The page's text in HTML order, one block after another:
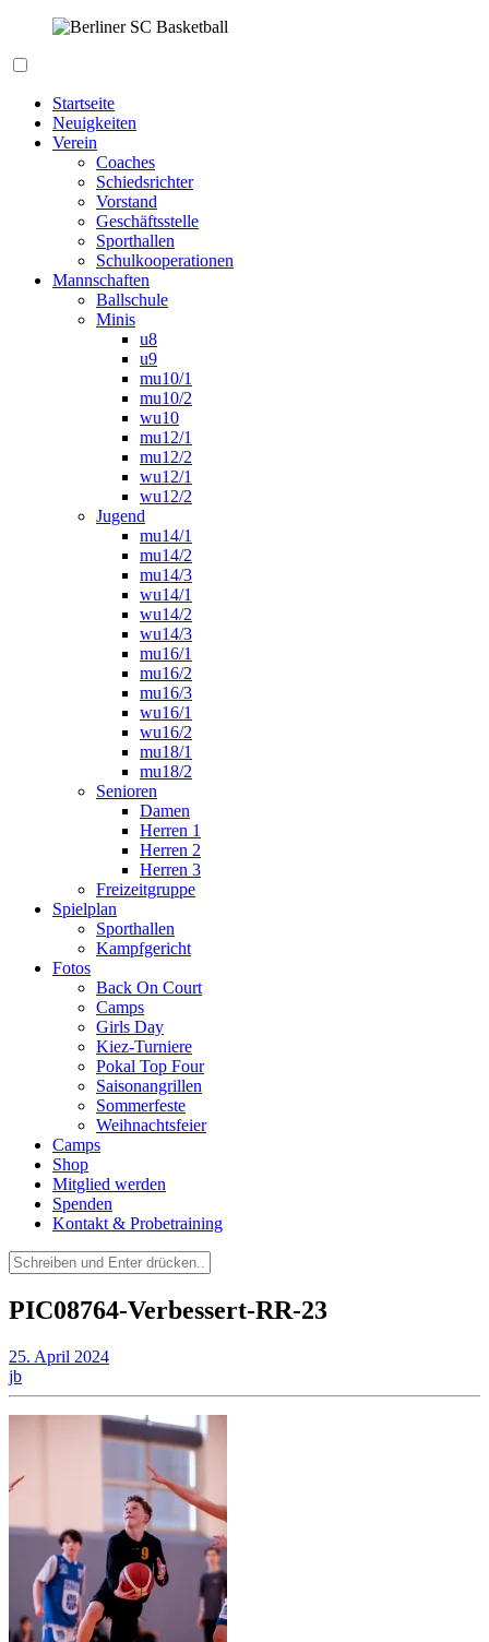
springen
Startseite
Neuigkeiten
Verein
Coaches
Schiedsrichter
Vorstand
Geschäftsstelle
Sporthallen
Schulkooperationen
Mannschaften
Ballschule
Minis
u8
u9
mu10/1
mu10/2
wu10
mu12/1
mu12/2
wu12/1
wu12/2
Jugend
mu14/1
mu14/2
mu14/3
wu14/1
wu14/2
wu14/3
mu16/1
mu16/2
mu16/3
wu16/1
wu16/2
mu18/1
mu18/2
Senioren
Damen
Herren 1
Herren 2
Herren 3
Freizeitgruppe
Spielplan
Sporthallen
Kampfgericht
Fotos
Back On Court
Camps
Girls Day
Kiez-Turniere
Pokal Top Four
Saisonangrillen
Sommerfeste
Weihnachtsfeier
Camps
Shop
Mitglied werden
Spenden
Kontakt & Probetraining
Suchen
nach:
PIC08764-Verbessert-RR-23
25. April 2024
jb